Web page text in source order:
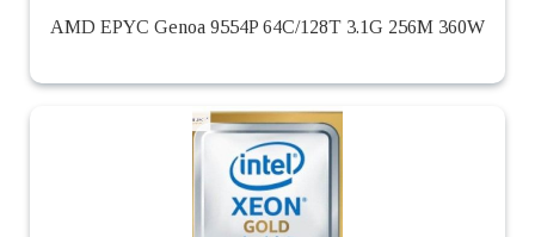
AMD EPYC Genoa 9554P 64C/128T 3.1G 256M 360W